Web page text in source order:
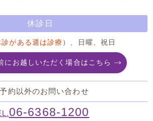
休診日
がある週は診療 ）、日曜、祝日
にお越しいただく場合はこちら
約以外のお問い合わせ
06-6368-1200